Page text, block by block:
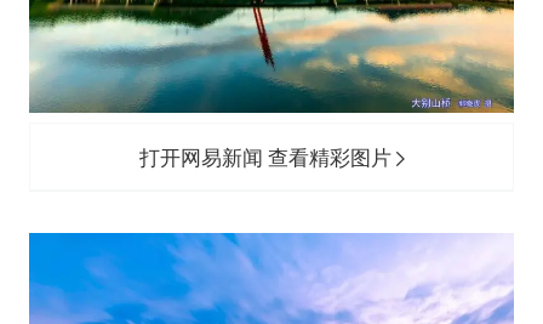
打开网易新闻 查看精彩图片